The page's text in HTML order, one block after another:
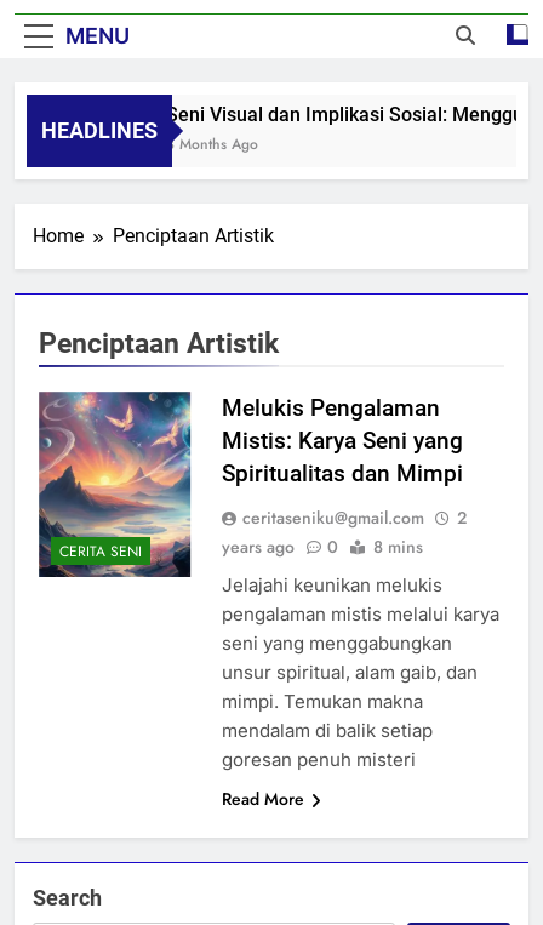
MENU
HEADLINES
Seni Visual dan Implikasi Sosial:
8 Months Ago
Home Penciptaan Artistik
Penciptaan Artistik
CERITA SENI
Melukis Pengalaman
Mistis: Karya Seni yang
Spiritualitas dan Mimpi
ceritaseniku@gmail.com
2
years ago
0 8 mins
Jelajahi keunikan melukis
pengalaman mistis melalui karya
seni yang menggabungkan
unsur spiritual, alam gaib, dan
mimpi. Temukan makna
mendalam di balik setiap
goresan penuh misteri
Read More
Search